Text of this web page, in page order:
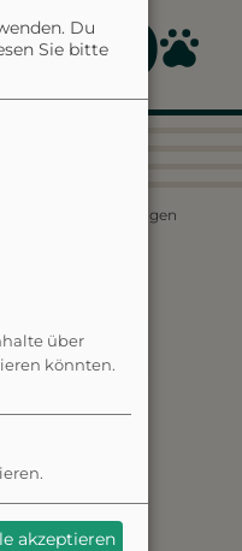
5.0
aus 1 Bewertungen
Du
Sie bitte
über
könnten.
akzeptieren